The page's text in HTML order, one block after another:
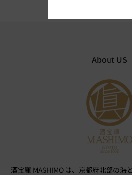
About US
酒宝庫 MASHIMO は、京都府北部の海